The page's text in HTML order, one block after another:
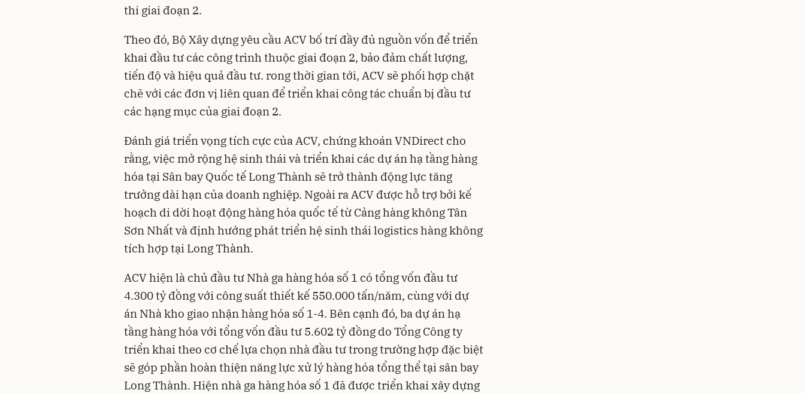
thi giai đoạn 2.
Theo đó, Bộ Xây dựng yêu cầu ACV bố trí đầy đủ nguồn vốn để triển
khai đầu tư các công trình thuộc giai đoạn 2, bảo đảm chất lượng,
tiến độ và hiệu quả đầu tư. rong thời gian tới, ACV sẽ phối hợp chặt
chẽ với các đơn vị liên quan để triển khai công tác chuẩn bị đầu tư
các hạng mục của giai đoạn 2.
Đánh giá triển vọng tích cực của ACV, chứng khoán VNDirect cho
rằng, việc mở rộng hệ sinh thái và triển khai các dự án hạ tầng hàng
hóa tại Sân bay Quốc tế Long Thành sẽ trở thành động lực tăng
trưởng dài hạn của doanh nghiệp. Ngoài ra ACV được hỗ trợ bởi kế
hoạch di dời hoạt động hàng hóa quốc tế từ Cảng hàng không Tân
Sơn Nhất và định hướng phát triển hệ sinh thái logistics hàng không
tích hợp tại Long Thành.
ACV hiện là chủ đầu tư Nhà ga hàng hóa số 1 có tổng vốn đầu tư
4.300 tỷ đồng với công suất thiết kế 550.000 tấn/năm, cùng với dự
án Nhà kho giao nhận hàng hóa số 1-4. Bên cạnh đó, ba dự án hạ
tầng hàng hóa với tổng vốn đầu tư 5.602 tỷ đồng do Tổng Công ty
triển khai theo cơ chế lựa chọn nhà đầu tư trong trường hợp đặc biệt
sẽ góp phần hoàn thiện năng lực xử lý hàng hóa tổng thể tại sân bay
Long Thành. Hiện nhà ga hàng hóa số 1 đã được triển khai xây dựng